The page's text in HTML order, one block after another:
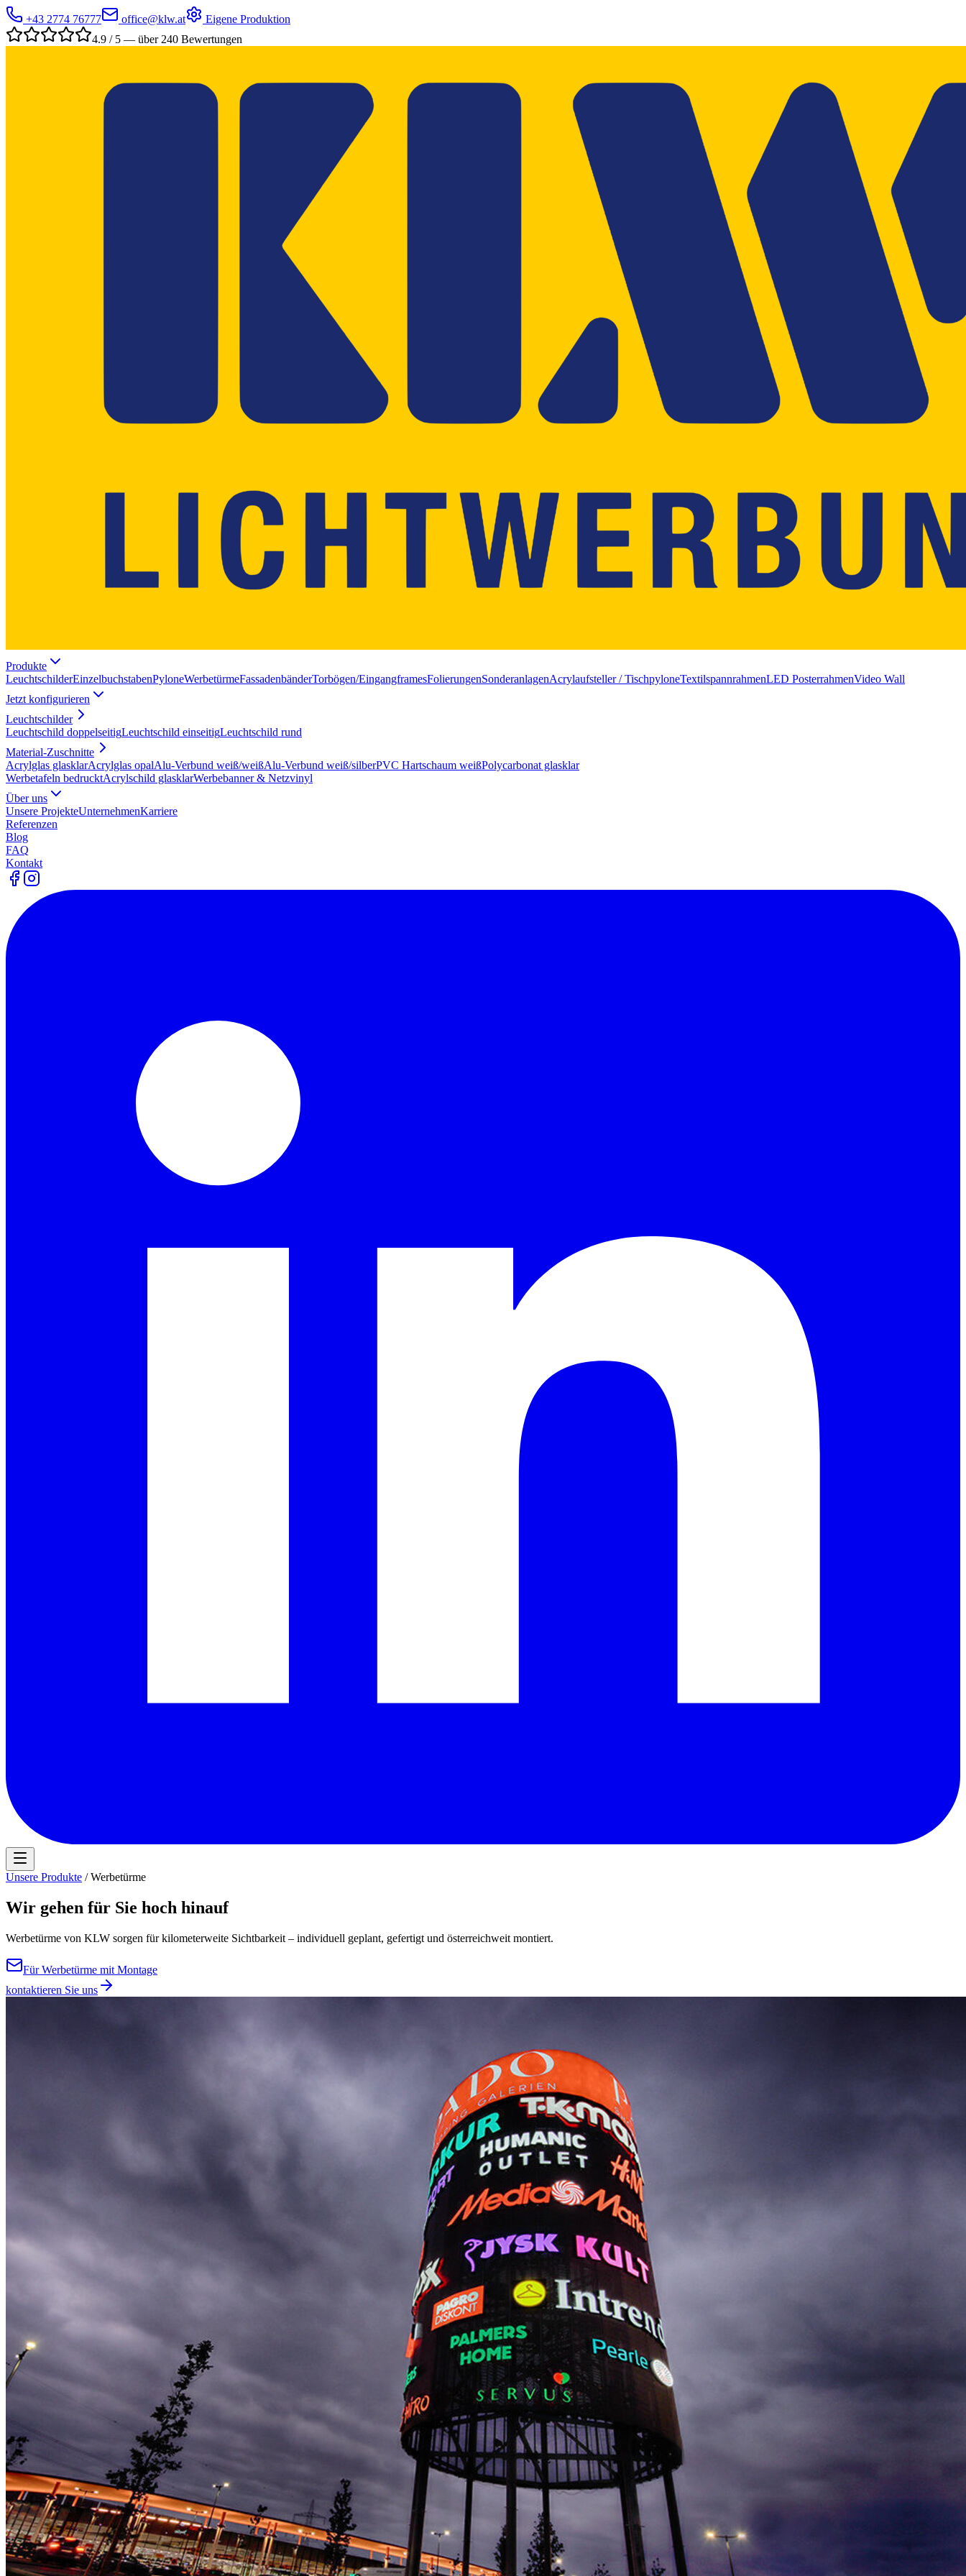
+43 2774 76777 office@klw.at
Eigene Produktion
4.9 / 5 — über 240 Bewertungen
Produkte
LeuchtschilderEinzelbuchstabenPyloneWerbetürmeFassadenbänderTorbögen/EingangframesFolierungenSonderanlagenAcrylaufsteller / TischpyloneTextilspannrahmenLED PosterrahmenVideo Wall
Jetzt konfigurieren
Leuchtschilder
Leuchtschild doppelseitigLeuchtschild einseitigLeuchtschild rund
Material-Zuschnitte
Acrylglas glasklarAcrylglas opalAlu-Verbund weiß/weißAlu-Verbund weiß/silberPVC Hartschaum weißPolycarbonat glasklar
Werbetafeln bedrucktAcrylschild glasklarWerbebanner & Netzvinyl
Über uns
Unsere ProjekteUnternehmenKarriere
Referenzen
Blog
FAQ
Kontakt
Unsere Produkte / Werbetürme
Wir gehen für Sie hoch hinauf
Werbetürme von KLW sorgen für kilometerweite Sichtbarkeit – individuell geplant, gefertigt und österreichweit montiert.
Für Werbetürme mit Montage
kontaktieren Sie uns